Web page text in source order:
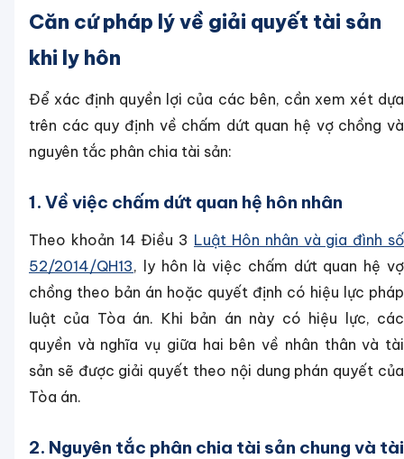
Căn cứ pháp lý về giải quyết tài sản
khi ly hôn
Để xác định quyền lợi của các bên, cần xem xét dựa
trên các quy định về chấm dứt quan hệ vợ chồng và
nguyên tắc phân chia tài sản:
1. Về việc chấm dứt quan hệ hôn nhân
Theo khoản 14 Điều 3 Luật Hôn nhân và gia đình số
52/2014/QH13, ly hôn là việc chấm dứt quan hệ vợ
chồng theo bản án hoặc quyết định có hiệu lực pháp
luật của Tòa án. Khi bản án này có hiệu lực, các
quyền và nghĩa vụ giữa hai bên về nhân thân và tài
sản sẽ được giải quyết theo nội dung phán quyết của
Tòa án.
2. Nguyên tắc phân chia tài sản chung và tài